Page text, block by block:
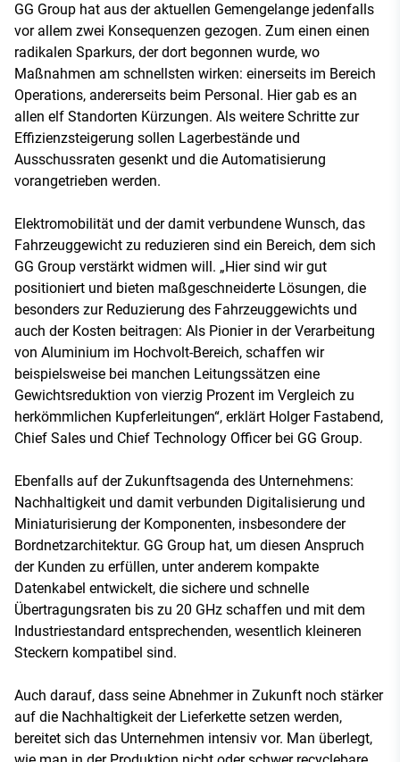
GG Group hat aus der aktuellen Gemengelange jedenfalls
vor allem zwei Konsequenzen gezogen. Zum einen einen
radikalen Sparkurs, der dort begonnen wurde, wo
Maßnahmen am schnellsten wirken: einerseits im Bereich
Operations, andererseits beim Personal. Hier gab es an
allen elf Standorten Kürzungen. Als weitere Schritte zur
Effizienzsteigerung sollen Lagerbestände und
Ausschussraten gesenkt und die Automatisierung
vorangetrieben werden.
Elektromobilität und der damit verbundene Wunsch, das
Fahrzeuggewicht zu reduzieren sind ein Bereich, dem sich
GG Group verstärkt widmen will. „Hier sind wir gut
positioniert und bieten maßgeschneiderte Lösungen, die
besonders zur Reduzierung des Fahrzeuggewichts und
auch der Kosten beitragen: Als Pionier in der Verarbeitung
von Aluminium im Hochvolt-Bereich, schaffen wir
beispielsweise bei manchen Leitungssätzen eine
Gewichtsreduktion von vierzig Prozent im Vergleich zu
herkömmlichen Kupferleitungen“, erklärt Holger Fastabend,
Chief Sales und Chief Technology Officer bei GG Group.
Ebenfalls auf der Zukunftsagenda des Unternehmens:
Nachhaltigkeit und damit verbunden Digitalisierung und
Miniaturisierung der Komponenten, insbesondere der
Bordnetzarchitektur. GG Group hat, um diesen Anspruch
der Kunden zu erfüllen, unter anderem kompakte
Datenkabel entwickelt, die sichere und schnelle
Übertragungsraten bis zu 20 GHz schaffen und mit dem
Industriestandard entsprechenden, wesentlich kleineren
Steckern kompatibel sind.
Auch darauf, dass seine Abnehmer in Zukunft noch stärker
auf die Nachhaltigkeit der Lieferkette setzen werden,
bereitet sich das Unternehmen intensiv vor. Man überlegt,